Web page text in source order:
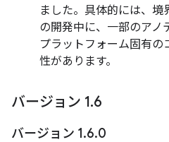
ました。具体的には、
の開発中に、一部のアノ
プラットフォーム固有
性があります。
バージョン 1.6
バージョン 1.6.0